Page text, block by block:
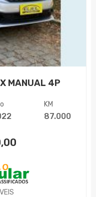
MANUAL 4P
KM
87.000